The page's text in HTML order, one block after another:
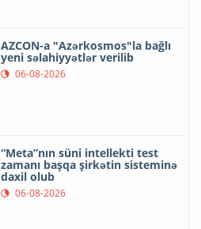
AZCON-a "Azərkosmos"la bağlı
yeni səlahiyyətlər verilib
06-08-2026
“Meta”nın süni intellekti test
zamanı başqa şirkətin sisteminə
daxil olub
06-08-2026